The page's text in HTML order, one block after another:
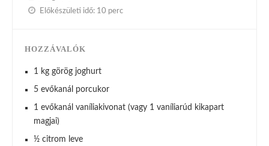
Előkészületi idő: 10 perc
HOZZÁVALÓK
1 kg görög joghurt
5 evőkanál porcukor
1 evőkanál vaníliakivonat (vagy 1 vaníliarúd kikapart
magjai)
½ citrom leve